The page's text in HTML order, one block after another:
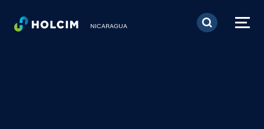
Pasar al contenido
NICARAGUA